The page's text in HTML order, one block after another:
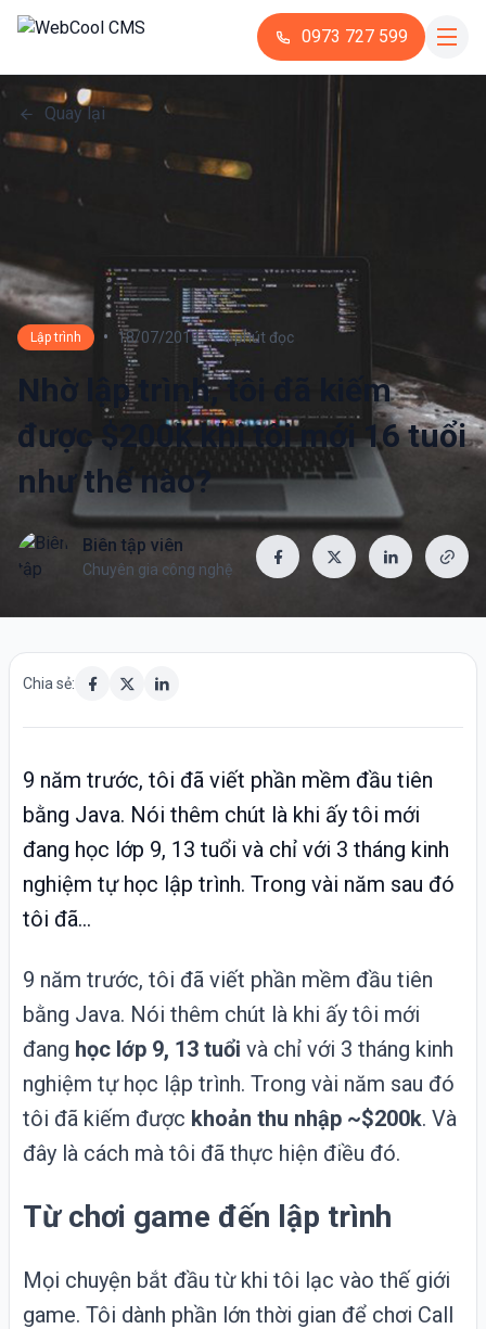
0973 727 599
Quay lại
Lập trình • 18/07/2019 • 4 phút đọc
Nhờ lập trình, tôi đã kiếm
được $200k khi tôi mới 16 tuổi
như thế nào?
Biên tập viên
Chuyên gia công nghệ
Chia sẻ:
9 năm trước, tôi đã viết phần mềm đầu tiên
bằng Java. Nói thêm chút là khi ấy tôi mới
đang học lớp 9, 13 tuổi và chỉ với 3 tháng kinh
nghiệm tự học lập trình. Trong vài năm sau đó
tôi đã...
9 năm trước, tôi đã viết phần mềm đầu tiên
bằng Java. Nói thêm chút là khi ấy tôi mới
đang học lớp 9, 13 tuổi và chỉ với 3 tháng kinh
nghiệm tự học lập trình. Trong vài năm sau đó
tôi đã kiếm được khoản thu nhập ~$200k. Và
đây là cách mà tôi đã thực hiện điều đó.
Từ chơi game đến lập trình
Mọi chuyện bắt đầu từ khi tôi lạc vào thế giới
game. Tôi dành phần lớn thời gian để chơi Call